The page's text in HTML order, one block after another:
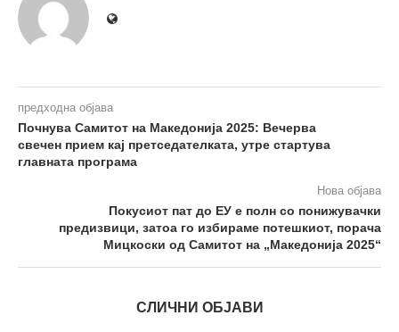
предходна објава
Почнува Самитот на Македонија 2025: Вечерва
свечен прием кај претседателката, утре стартува
главната програма
Нова објава
Покусиот пат до ЕУ е полн со понижувачки
предизвици, затоа го избираме потешкиот, порача
Мицкоски од Самитот на „Македонија 2025“
СЛИЧНИ ОБЈАВИ